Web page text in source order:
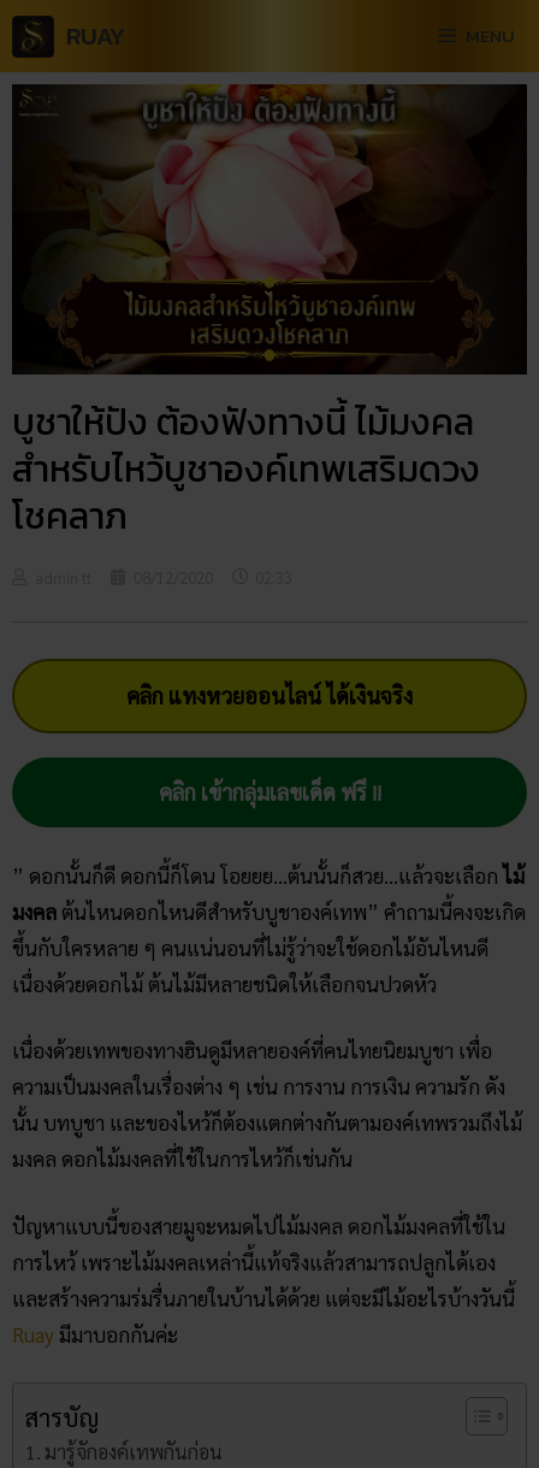
RUAY MENU
บูชาให้ปัง ต้องฟังทางนี้ ไม้มงคล
สำหรับไหว้บูชาองค์เทพเสริมดวง
โชคลาภ
คลิก แทงหวยออนไลน์ ได้เงินจริง
คลิก เข้ากลุ่มเลขเด็ด ฟรี !!
” ดอกนั้นก็ดี ดอกนี้ก็โดน โอยยย…ต้นนั้นก็สวย…แล้วจะเลือกไม้
มงคล ต้นไหนดอกไหนดีสำหรับบูชาองค์เทพ” คำถามนี้คงจะเกิด
ขึ้นกับใครหลาย ๆ คนแน่นอนที่ไม่รู้ว่าจะใช้ดอกไม้อันไหนดี
เนื่องด้วยดอกไม้ ต้นไม้มีหลายชนิดให้เลือกจนปวดหัว
เนื่องด้วยเทพของทางฮินดูมีหลายองค์ที่คนไทยนิยมบูชา เพื่อ
ความเป็นมงคลในเรื่องต่าง ๆ เช่น การงาน การเงิน ความรัก ดัง
นั้น บทบูชา และของไหว้ก็ต้องแตกต่างกันตามองค์เทพรวมถึงไม้
มงคล ดอกไม้มงคลที่ใช้ในการไหว้ก็เช่นกัน
ปัญหาแบบนี้ของสายมูจะหมดไปไม้มงคล ดอกไม้มงคลที่ใช้ใน
การไหว้ เพราะไม้มงคลเหล่านี้แท้จริงแล้วสามารถปลูกได้เอง
และสร้างความร่มรื่นภายในบ้านได้ด้วย แต่จะมีไม้อะไรบ้างวันนี้
Ruay มีมาบอกกันค่ะ
สารบัญ
มารู้จักองค์เทพกันก่อน